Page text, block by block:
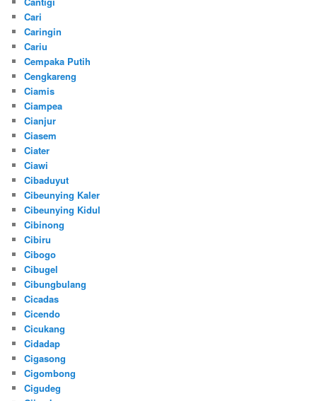
Cari
Caringin
Cariu
Cempaka Putih
Cengkareng
Ciamis
Ciampea
Cianjur
Ciasem
Ciater
Ciawi
Cibaduyut
Cibeunying Kaler
Cibeunying Kidul
Cibinong
Cibiru
Cibogo
Cibugel
Cibungbulang
Cicadas
Cicendo
Cicukang
Cidadap
Cigasong
Cigombong
Cigudeg